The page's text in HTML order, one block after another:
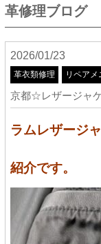
革修理ブログ
2026/01/23
革衣類修理 リペアメ
京都☆レザージャ
ラムレザージ
紹介です。